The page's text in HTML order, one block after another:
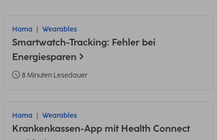
Hama Wearables
Smartwatch-Tracking: Fehler bei
Energiesparen
8 Minuten Lesedauer
Hama Wearables
Krankenkassen-App mit Health Connect